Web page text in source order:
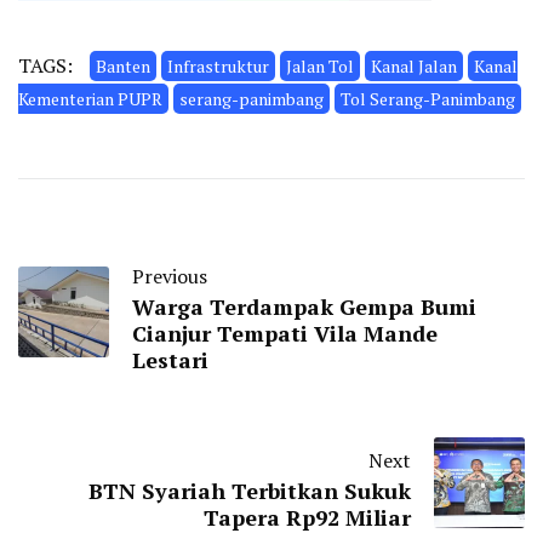
TAGS: Banten Infrastruktur Jalan Tol Kanal Jalan
Kanal
Kementerian PUPR
serang-panimbang Tol Serang-Panimbang
Previous
Warga Terdampak Gempa Bumi
Cianjur Tempati Vila Mande
Lestari
Next
BTN Syariah Terbitkan Sukuk
Tapera Rp92 Miliar